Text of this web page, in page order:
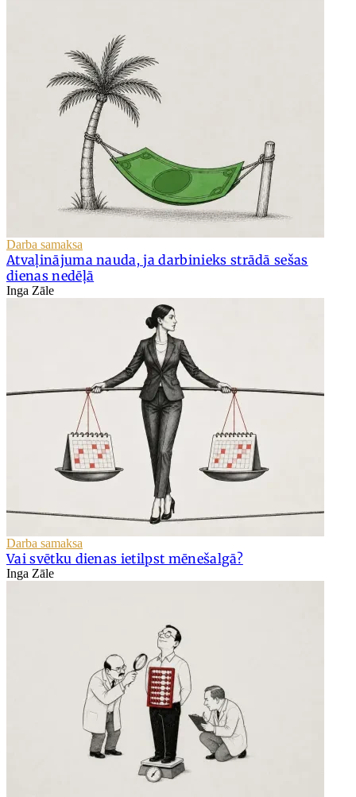
Darba samaksa
Atvaļinājuma nauda, ja darbinieks strādā sešas
dienas nedēļā
Inga Zāle
Darba samaksa
Vai svētku dienas ietilpst mēnešalgā?
Inga Zāle